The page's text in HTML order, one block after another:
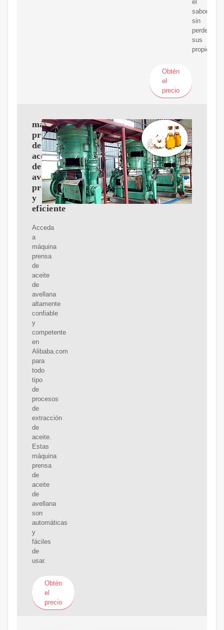
el
sabor
sin
perder
sus
Obtén
el
precio
máquina
prensa
de
aceite
de
avellana
profesional
y
eficiente
Acceda
a
máquina
prensa
de
aceite
de
avellana
altamente
confiable
y
competente
en
Alibaba.com
para
todo
tipo
de
procesos
de
extracción
de
aceite.
Estas
máquina
prensa
de
aceite
de
avellana
son
automáticas
y
fáciles
de
usar.
Obtén
el
precio